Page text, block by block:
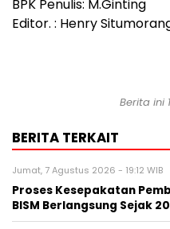
BPK Penulis: M.Ginting
Editor. : Henry
Berita ini
BERITA TERKAIT
Jumat, 7 Agustus 2026 - 19:12 WIB
Proses Kesepakatan
BISM Berlangsung Sejak